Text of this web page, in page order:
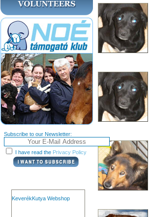
Subscribe to our Newsletter:
I have read the Privacy Policy
KeverékKutya Webshop